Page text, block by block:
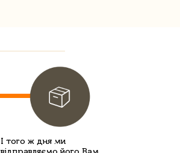
І того ж дня ми